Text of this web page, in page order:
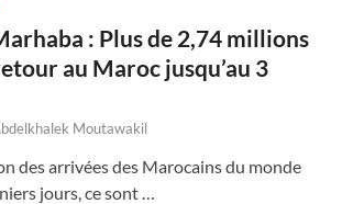
: Plus de 2,74 millions
au Maroc jusqu’au 3
Moutawakil
des arrivées des Marocains du monde
jours, ce sont …